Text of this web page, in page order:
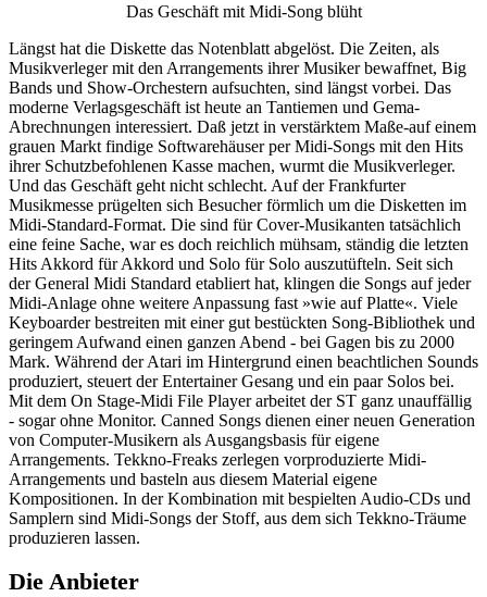
Das Geschäft mit Midi-Song blüht
Längst hat die Diskette das Notenblatt abgelöst. Die Zeiten, als
Musikverleger mit den Arrangements ihrer Musiker bewaffnet, Big
Bands und Show-Orchestern aufsuchten, sind längst vorbei. Das
moderne Verlagsgeschäft ist heute an Tantiemen und Gema-
Abrechnungen interessiert. Daß jetzt in verstärktem Maße-auf einem
grauen Markt findige Softwarehäuser per Midi-Songs mit den Hits
ihrer Schutzbefohlenen Kasse machen, wurmt die Musikverleger.
Und das Geschäft geht nicht schlecht. Auf der Frankfurter
Musikmesse prügelten sich Besucher förmlich um die Disketten im
Midi-Standard-Format. Die sind für Cover-Musikanten tatsächlich
eine feine Sache, war es doch reichlich mühsam, ständig die letzten
Hits Akkord für Akkord und Solo für Solo auszutüfteln. Seit sich
der General Midi Standard etabliert hat, klingen die Songs auf jeder
Midi-Anlage ohne weitere Anpassung fast »wie auf Platte«. Viele
Keyboarder bestreiten mit einer gut bestückten Song-Bibliothek und
geringem Aufwand einen ganzen Abend - bei Gagen bis zu 2000
Mark. Während der Atari im Hintergrund einen beachtlichen Sounds
produziert, steuert der Entertainer Gesang und ein paar Solos bei.
Mit dem On Stage-Midi File Player arbeitet der ST ganz unauffällig
- sogar ohne Monitor. Canned Songs dienen einer neuen Generation
von Computer-Musikern als Ausgangsbasis für eigene
Arrangements. Tekkno-Freaks zerlegen vorproduzierte Midi-
Arrangements und basteln aus diesem Material eigene
Kompositionen. In der Kombination mit bespielten Audio-CDs und
Samplern sind Midi-Songs der Stoff, aus dem sich Tekkno-Träume
produzieren lassen.
Die Anbieter